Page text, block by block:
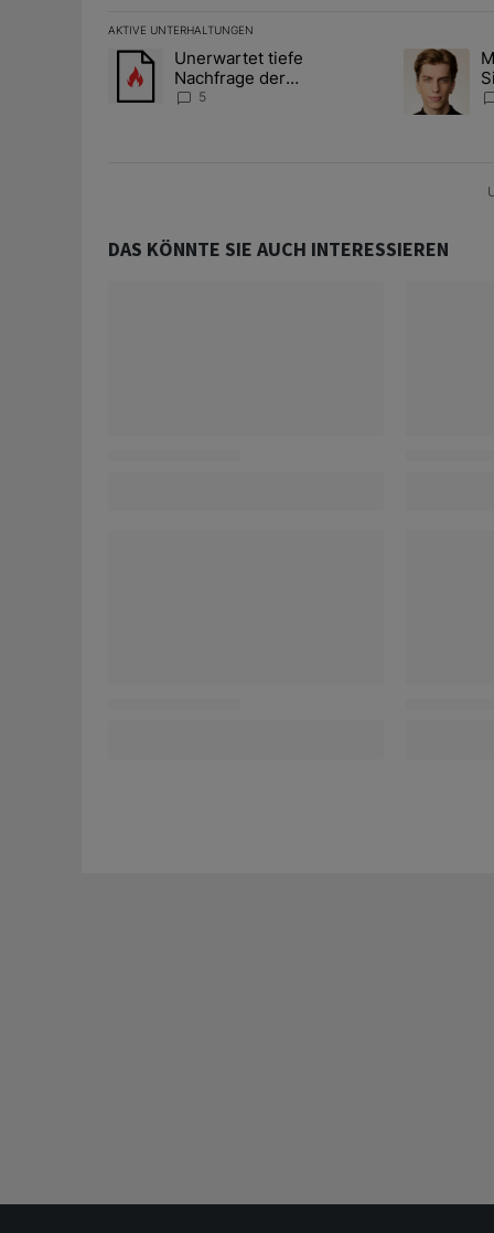
AKTIVE UNTERHALTUNGEN
Das Folgende ist eine Liste der am meisten
Ein Trendartikel mit dem Titel "Unerwartet tiefe
Unerwartet tiefe
Nachfrage der
Zentralbanken könnte
5
Ein
DAS KÖNNTE SIE AUCH INTERESSIEREN